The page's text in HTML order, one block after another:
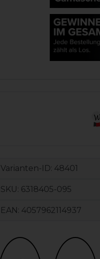
Varianten-ID: 48401
SKU: 6318405-095
EAN: 4057962114937